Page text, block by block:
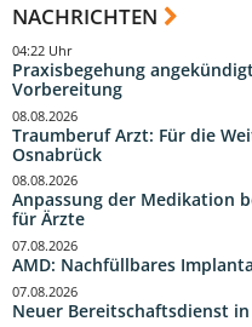
NACHRICHTEN
Praxisbegehung
Vorbereitung
04:22 Uhr
Traumberuf Arzt: Für die
Osnabrück
08.08.2026
Anpassung der Medikation
für Ärzte
08.08.2026
AMD: Nachfüllbares
07.08.2026
Neuer Bereitschaftsdienst
07.08.2026